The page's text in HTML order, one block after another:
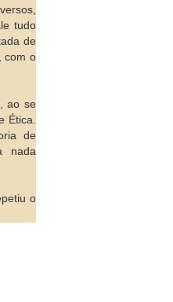
tudo
de
com o
ao se
Ética.
de
nada
o